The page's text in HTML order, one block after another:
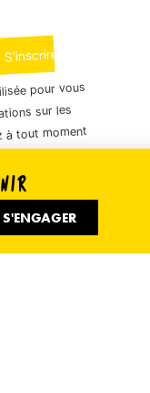
pour vous
sur les
à tout moment
S'ENGAGER